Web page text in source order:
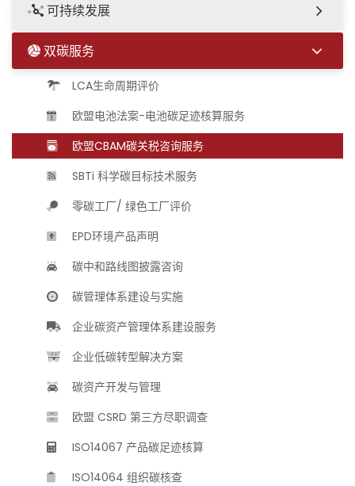
可持续发展
双碳服务
LCA生命周期评价
欧盟电池法案-电池碳足迹核算服务
欧盟CBAM碳关税咨询服务
SBTi 科学碳目标技术服务
零碳工厂/ 绿色工厂评价
EPD环境产品声明
碳中和路线图披露咨询
碳管理体系建设与实施
企业碳资产管理体系建设服务
企业低碳转型解决方案
碳资产开发与管理
欧盟 CSRD 第三方尽职调查
ISO14067 产品碳足迹核算
ISO14064 组织碳核查